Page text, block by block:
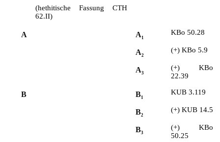
(hethitische Fassung CTH
62.II)
A A1
KBo 50.28
A2
(+) KBo 5.9
A3
(+) KBo
22.39
B B1
KUB 3.119
B2
(+) KUB 14.5
B3
(+) KBo
50.25